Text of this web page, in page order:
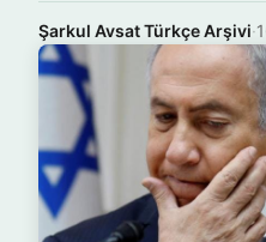
Şarkul Avsat Türkçe Arşivi·